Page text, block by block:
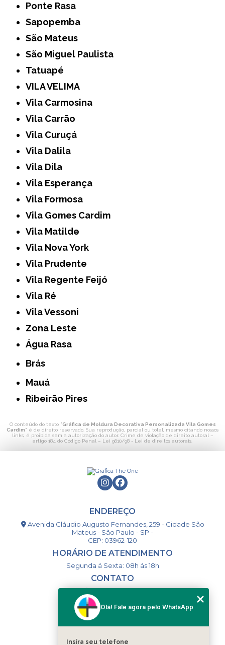
Ponte Rasa
Sapopemba
São Mateus
São Miguel Paulista
Tatuapé
VILA VELIMA
Vila Carmosina
Vila Carrão
Vila Curuçá
Vila Dalila
Vila Dila
Vila Esperança
Vila Formosa
Vila Gomes Cardim
Vila Matilde
Vila Nova York
Vila Prudente
Vila Regente Feijó
Vila Ré
Vila Vessoni
Zona Leste
Água Rasa
Brás
Mauá
Ribeirão Pires
O conteúdo do texto "Gráfica de Moldura Decorativa Personalizada Vila Gomes
Cardim" é de direito reservado. Sua reprodução, parcial ou total, mesmo citando nossos
links, é proibida sem a autorização do autor. Crime de violação de direito autoral –
artigo 184 do Código Penal – Lei 9610/98 - Lei de direitos autorais
ENDEREÇO
Avenida Cláudio Augusto Fernandes, 259 - Cidade São
Mateus - São Paulo - SP -
CEP: 03962-120
HORÁRIO DE ATENDIMENTO
Segunda á Sexta: 08h ás 18h
CONTATO
(11) 98993-9556
togsm1@gmail.com
Olá! Fale agora pelo WhatsApp
Insira seu telefone